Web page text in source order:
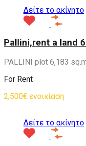
Δείτε το ακίνητο
Pallini,rent a land
PALLINI plot 6,183
For Rent
2,500€ ενοικίαση
Δείτε το ακίνητο